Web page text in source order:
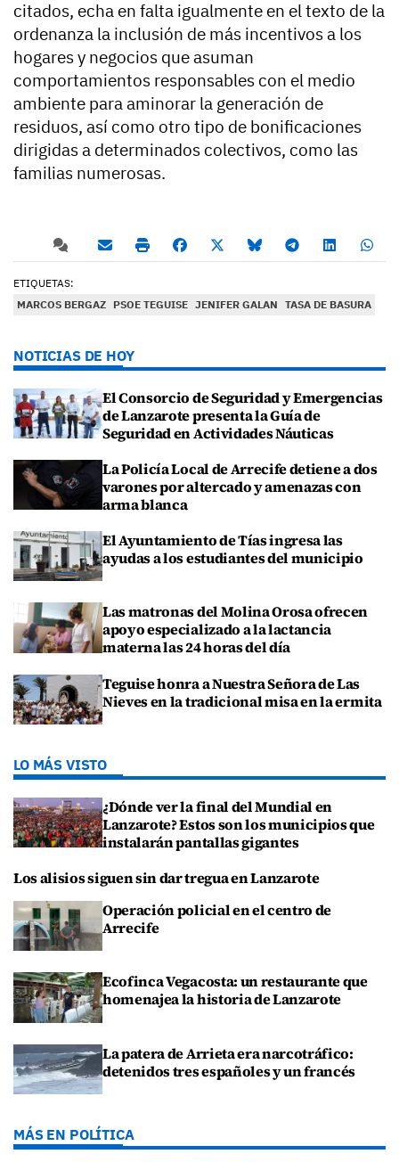
citados, echa en falta igualmente en el texto de la
ordenanza la inclusión de más incentivos a los
hogares y negocios que asuman
comportamientos responsables con el medio
ambiente para aminorar la generación de
residuos, así como otro tipo de bonificaciones
dirigidas a determinados colectivos, como las
familias numerosas.
ETIQUETAS:
MARCOS BERGAZ PSOE TEGUISE JENIFER GALAN TASA DE BASURA
NOTICIAS DE HOY
El Consorcio de Seguridad y Emergencias
de Lanzarote presenta la Guía de
Seguridad en Actividades Náuticas
La Policía Local de Arrecife detiene a dos
varones por altercado y amenazas con
arma blanca
El Ayuntamiento de Tías ingresa las
ayudas a los estudiantes del municipio
Las matronas del Molina Orosa ofrecen
apoyo especializado a la lactancia
materna las 24 horas del día
Teguise honra a Nuestra Señora de Las
Nieves en la tradicional misa en la ermita
LO MÁS VISTO
¿Dónde ver la final del Mundial en
Lanzarote? Estos son los municipios que
instalarán pantallas gigantes
Los alisios siguen sin dar tregua en Lanzarote
Operación policial en el centro de
Arrecife
Ecofinca Vegacosta: un restaurante que
homenajea la historia de Lanzarote
La patera de Arrieta era narcotráfico:
detenidos tres españoles y un francés
MÁS EN POLÍTICA